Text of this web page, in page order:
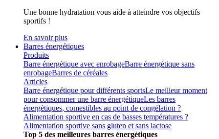
Une bonne hydratation vous aide à atteindre vos objectifs
sportifs !
En savoir plus
Barres énergétiques
Produits
Barre énergétique avec enrobageBarre énergétique sans
enrobageBarres de céréales
Articles
Barre énergétique pour différents sportsLe meilleur moment
pour consommer une barre énergétiqueLes barres
énergétiques, comestibles au point de congélation ?
Alimentation sportive en cas de basses températures ?
Alimentation sportive sans gluten et sans lactose
Top 5 des meilleures barres énergétiques